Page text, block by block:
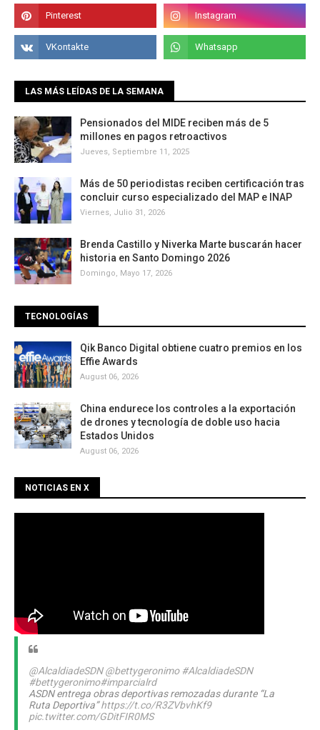
LAS MÁS LEÍDAS DE LA SEMANA
Pensionados del MIDE reciben más de 5
millones en pagos retroactivos
Jueves, Septiembre 11, 2025
Más de 50 periodistas reciben certificación tras
concluir curso especializado del MAP e INAP
Viernes, Julio 31, 2026
Brenda Castillo y Niverka Marte buscarán hacer
historia en Santo Domingo 2026
Domingo, Mayo 17, 2026
TECNOLOGÍAS
Qik Banco Digital obtiene cuatro premios en los
Effie Awards
August 06, 2026
China endurece los controles a la exportación
de drones y tecnología de doble uso hacia
Estados Unidos
August 06, 2026
NOTICIAS EN X
@AlcaldiadeSDN @bettygeronimo #AlcaldiadeSDN
#bettygeronimo#imparcialrd
ASDN entrega obras deportivas remozadas durante “La
Ruta Deportiva”https://t.co/R3ZVbvhKf9
pic.twitter.com/GDitFIR0MS